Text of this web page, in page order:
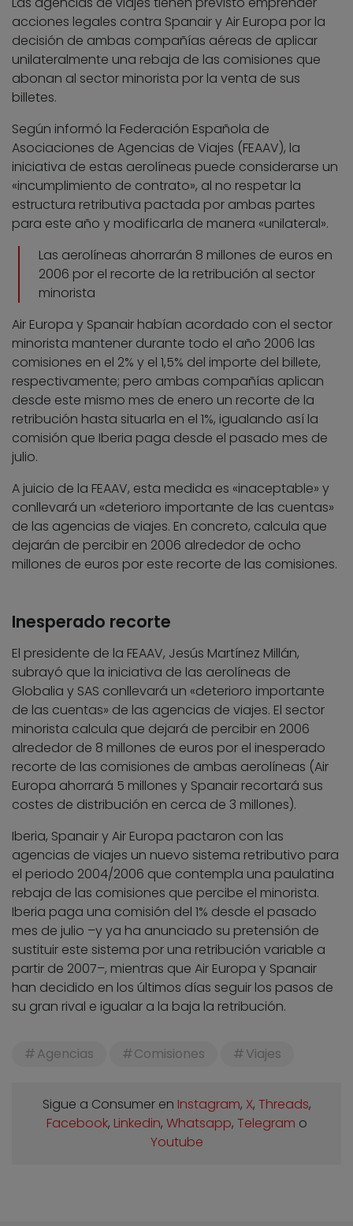
acciones legales contra Spanair y Air Europa por la
decisión de ambas compañías aéreas de aplicar
unilateralmente una rebaja de las comisiones que
abonan al sector minorista por la venta de sus
billetes.
Según informó la Federación Española de
Asociaciones de Agencias de Viajes (FEAAV), la
iniciativa de estas aerolíneas puede considerarse un
«incumplimiento de contrato», al no respetar la
estructura retributiva pactada por ambas partes
para este año y modificarla de manera «unilateral».
Las aerolíneas ahorrarán 8 millones de euros en
2006 por el recorte de la retribución al sector
minorista
Air Europa y Spanair habían acordado con el sector
minorista mantener durante todo el año 2006 las
comisiones en el 2% y el 1,5% del importe del billete,
respectivamente; pero ambas compañías aplican
desde este mismo mes de enero un recorte de la
retribución hasta situarla en el 1%, igualando así la
comisión que Iberia paga desde el pasado mes de
julio.
A juicio de la FEAAV, esta medida es «inaceptable» y
conllevará un «deterioro importante de las cuentas»
de las agencias de viajes. En concreto, calcula que
dejarán de percibir en 2006 alrededor de ocho
millones de euros por este recorte de las comisiones.
Inesperado recorte
El presidente de la FEAAV, Jesús Martínez Millán,
subrayó que la iniciativa de las aerolíneas de
Globalia y SAS conllevará un «deterioro importante
de las cuentas» de las agencias de viajes. El sector
minorista calcula que dejará de percibir en 2006
alrededor de 8 millones de euros por el inesperado
recorte de las comisiones de ambas aerolíneas (Air
Europa ahorrará 5 millones y Spanair recortará sus
costes de distribución en cerca de 3 millones).
Iberia, Spanair y Air Europa pactaron con las
agencias de viajes un nuevo sistema retributivo para
el periodo 2004/2006 que contempla una paulatina
rebaja de las comisiones que percibe el minorista.
Iberia paga una comisión del 1% desde el pasado
mes de julio –y ya ha anunciado su pretensión de
sustituir este sistema por una retribución variable a
partir de 2007–, mientras que Air Europa y Spanair
han decidido en los últimos días seguir los pasos de
su gran rival e igualar a la baja la retribución.
Agencias Comisiones Viajes
Sigue a Consumer en Instagram, X, Threads,
Facebook, Linkedin, Whatsapp, Telegram o
Youtube